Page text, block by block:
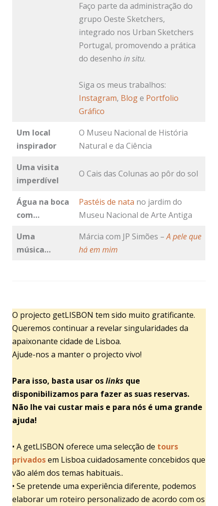
Faço parte da administração do
grupo Oeste Sketchers,
integrado nos Urban Sketchers
Portugal, promovendo a prática
do desenho in situ.
Siga os meus trabalhos:
Instagram, Bloge Portfolio
Gráfico
Um local
inspirador
O Museu Nacional de História
Natural e da Ciência
Uma visita
imperdível
O Cais das Colunas ao pôr do sol
Água na boca
com…
Pastéis de nata no jardim do
Museu Nacional de Arte Antiga
Uma
música…
Márcia com JP Simões –A pele que
há em mim
O projecto getLISBON tem sido muito gratificante.
Queremos continuar a revelar singularidades da
apaixonante cidade de Lisboa.
Ajude-nos a manter o projecto vivo!
Para isso, basta usar oslinks que
disponibilizamos para fazer as suas reservas.
Não lhe vai custar mais e para nós é uma grande
ajuda!
• A getLISBON oferece uma selecção de tours
privadosem Lisboa cuidadosamente concebidos que
vão além dos temas habituais..
• Se pretende uma experiência diferente, podemos
elaborar um roteiro personalizado de acordo com os